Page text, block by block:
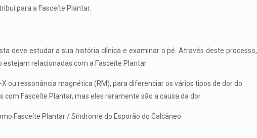
para a Fasceíte Plantar.
deve estudar a sua história clínica e examinar o pé. Através deste processo,
relacionadas com a Fasceíte Plantar.
ou ressonância magnética (RM), para diferenciar os vários tipos de dor do
Fasceíte Plantar, mas eles raramente são a causa da dor.
Fasceíte Plantar / Síndrome do Esporão do Calcâneo